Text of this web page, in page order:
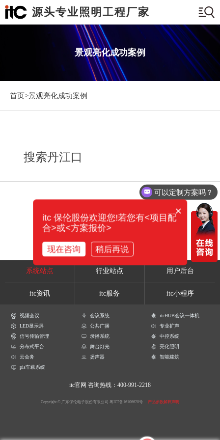
源头专业照明工程厂家
景观亮化成功案例
首页>景观亮化成功案例
搜索丹江口
系统站点 行业站点 用户后台
itc资讯 itc服务 itc小程序
视频会议 会议系统
itcHUB会议一体机
LED显示屏
公共广播
专业扩声
信号传输管理
录播系统
中控系统
分布式平台
舞台灯光
亮化照明
云会务
扬声器
智能建筑
pis车载系统
itc官网 咨询热线：400-991-2218
Copyright © 广东保伦电子股份有限公司 粤ICP备16106620号 产品参数解释声明
可以定制方案吗？
×
itc 保伦股份欢迎您!若您有<项目配
合>或<方案报价>
现在咨询 稍后再说